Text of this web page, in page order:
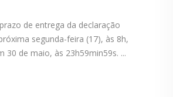
de entrega da declaração
segunda-feira (17), às 8h,
30 de maio, às 23h59min59s.